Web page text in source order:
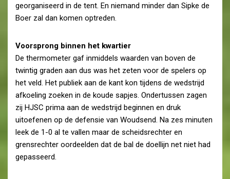
georganiseerd in de tent. En niemand minder dan Sipke de
Boer zal dan komen optreden.
Voorsprong binnen het kwartier
De thermometer gaf inmiddels waarden van boven de
twintig graden aan dus was het zeten voor de spelers op
het veld. Het publiek aan de kant kon tijdens de wedstrijd
afkoeling zoeken in de koude sapjes. Ondertussen zagen
zij HJSC prima aan de wedstrijd beginnen en druk
uitoefenen op de defensie van Woudsend. Na zes minuten
leek de 1-0 al te vallen maar de scheidsrechter en
grensrechter oordeelden dat de bal de doellijn net niet had
gepasseerd.